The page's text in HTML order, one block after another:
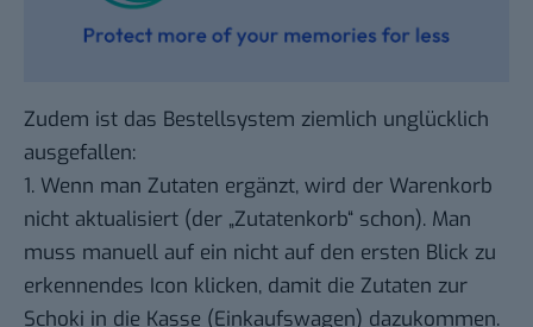
Zudem ist das Bestellsystem ziemlich unglücklich
ausgefallen:
1. Wenn man Zutaten ergänzt, wird der Warenkorb
nicht aktualisiert (der „Zutatenkorb“ schon). Man
muss manuell auf ein nicht auf den ersten Blick zu
erkennendes Icon klicken, damit die Zutaten zur
Schoki in die Kasse (Einkaufswagen) dazukommen.